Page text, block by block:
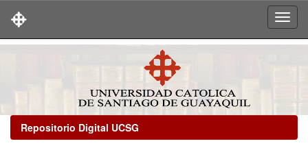
Repositorio Digital UCSG